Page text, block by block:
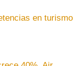
en turismo